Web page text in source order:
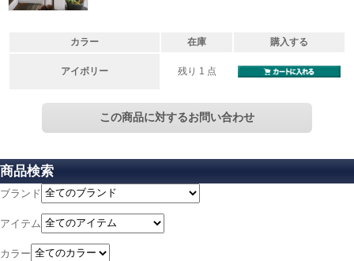
カラー 在庫 購入する
アイボリー 残り 1 点
商品検索
ブランド
アイテム
カラー